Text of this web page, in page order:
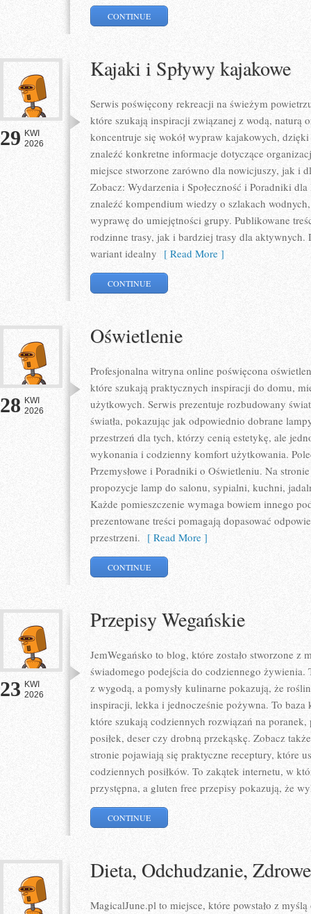
CONTINUE
29 KWI
2026
Kajaki i Spływy kajakowe
Serwis poświęcony rekreacji na świeżym
które szukają inspiracji związanej z wodą, naturą
koncentruje się wokół wypraw kajakowych,
znaleźć konkretne informacje dotyczące
miejsce stworzone zarówno dla nowicjuszy, jak i
Zobacz: Wydarzenia i Społeczność i Poradniki
znaleźć kompendium wiedzy o szlakach
wyprawę do umiejętności grupy. Publikowane
rodzinne trasy, jak i bardziej trasy dla
wariant idealny [ Read More ]
CONTINUE
28 KWI
2026
Oświetlenie
Profesjonalna witryna online poświęcona
które szukają praktycznych inspiracji do domu,
użytkowych. Serwis prezentuje rozbudowany
światła, pokazując jak odpowiednio dobrane
przestrzeń dla tych, którzy cenią estetykę, ale
wykonania i codzienny komfort użytkowania.
Przemysłowe i Poradniki o Oświetleniu. Na
propozycje lamp do salonu, sypialni, kuchni,
Każde pomieszczenie wymaga bowiem innego
prezentowane treści pomagają dopasować
przestrzeni. [ Read More ]
CONTINUE
23 KWI
2026
Przepisy Wegańskie
JemWegańsko to blog, które zostało stworzone z
świadomego podejścia do codziennego żywienia.
z wygodą, a pomysły kulinarne pokazują, że
inspiracji, lekka i jednocześnie pożywna. To
które szukają codziennych rozwiązań na
posiłek, deser czy drobną przekąskę. Zobacz
stronie pojawiają się praktyczne receptury, które
codziennych posiłków. To zakątek internetu, w
przystępna, a gluten free przepisy pokazują, że
CONTINUE
Dieta, Odchudzanie,
MagicalJune.pl to miejsce, które powstało z